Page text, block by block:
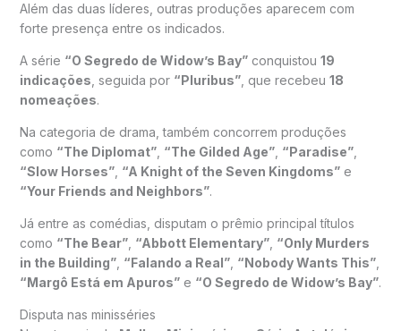
Além das duas líderes, outras produções aparecem com
forte presença entre os indicados.
A série “O Segredo de Widow’s Bay”conquistou 19
indicações, seguida por “Pluribus”, que recebeu 18
nomeações.
Na categoria de drama, também concorrem produções
como “The Diplomat”, “The Gilded Age”, “Paradise”,
“Slow Horses”, “A Knight of the Seven Kingdoms”e
“Your Friends and Neighbors”.
Já entre as comédias, disputam o prêmio principal títulos
como “The Bear”, “Abbott Elementary”, “Only Murders
in the Building”, “Falando a Real”, “Nobody Wants This”,
“Margô Está em Apuros”e “O Segredo de Widow’s Bay”.
Disputa nas minisséries